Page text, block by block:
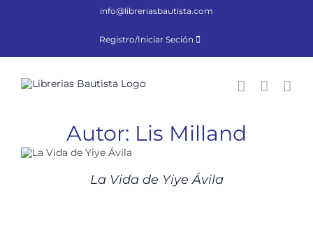
info@libreriasbautista.com
Registro/Iniciar Seción
Autor: Lis Milland
La Vida de Yiye Ávila